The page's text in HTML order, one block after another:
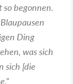
so begonnen.
Ding
was sich
sich [die